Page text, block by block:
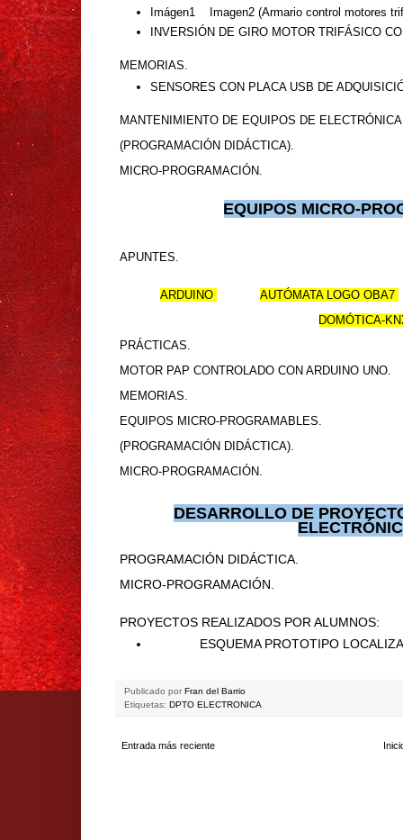
Imágen1
Imagen2 (Armario control motores
INVERSIÓN DE GIRO MOTOR TRIFÁSICO
MEMORIAS.
SENSORES CON PLACA USB DE
MANTENIMIENTO DE EQUIPOS DE
(PROGRAMACIÓN DIDÁCTICA).
MICRO-PROGRAMACIÓN.
EQUIPOS MICRO-
APUNTES.
ARDUINO
AUTÓMATA LOGO OBA7
DOMÓTICA-
PRÁCTICAS.
MOTOR PAP CONTROLADO CON ARDUINO UNO.
MEMORIAS.
EQUIPOS MICRO-PROGRAMABLES.
(PROGRAMACIÓN DIDÁCTICA).
MICRO-PROGRAMACIÓN.
DESARROLLO DE
PROGRAMACIÓN DIDÁCTICA.
MICRO-PROGRAMACIÓN.
PROYECTOS REALIZADOS POR ALUMNOS:
ESQUEMA PROTOTIPO
Publicado por Fran del Barrio
Etiquetas: DPTO ELECTRONICA
Entrada más reciente